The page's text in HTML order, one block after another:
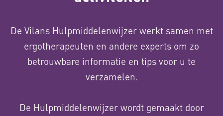
De Vilans Hulpmiddelenwijzer werkt samen met
ergotherapeuten en andere experts om zo
betrouwbare informatie en tips voor u te
verzamelen.
De Hulpmiddelenwijzer wordt gemaakt door